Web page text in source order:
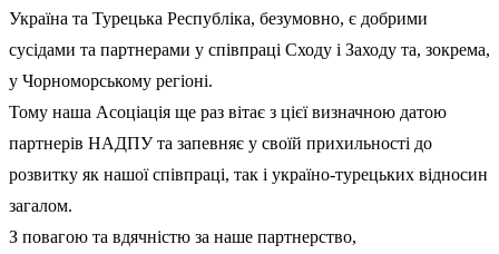
Україна та Турецька Республіка, безумовно, є добрими
сусідами та партнерами у співпраці Сходу і Заходу та, зокрема,
у Чорноморському регіоні.
Тому наша Асоціація ще раз вітає з цієї визначною датою
партнерів НАДПУ та запевняє у своїй прихильності до
розвитку як нашої співпраці, так і україно-турецьких відносин
загалом.
З повагою та вдячністю за наше партнерство,